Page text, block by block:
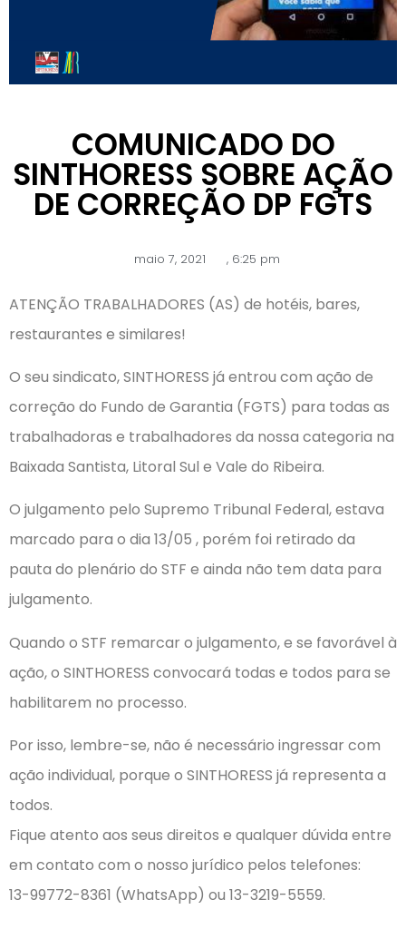
COMUNICADO DO
SINTHORESS SOBRE AÇÃO
DE CORREÇÃO DP FGTS
maio 7, 2021 ,6:25 pm
ATENÇÃO TRABALHADORES (AS) de hotéis, bares,
restaurantes e similares!
O seu sindicato, SINTHORESS já entrou com ação de
correção do Fundo de Garantia (FGTS) para todas as
trabalhadoras e trabalhadores da nossa categoria na
Baixada Santista, Litoral Sul e Vale do Ribeira.
O julgamento pelo Supremo Tribunal Federal, estava
marcado para o dia 13/05 , porém foi retirado da
pauta do plenário do STF e ainda não tem data para
julgamento.
Quando o STF remarcar o julgamento, e se favorável à
ação, o SINTHORESS convocará todas e todos para se
habilitarem no processo.
Por isso, lembre-se, não é necessário ingressar com
ação individual, porque o SINTHORESS já representa a
todos.
Fique atento aos seus direitos e qualquer dúvida entre
em contato com o nosso jurídico pelos telefones:
13-99772-8361 (WhatsApp) ou 13-3219-5559.